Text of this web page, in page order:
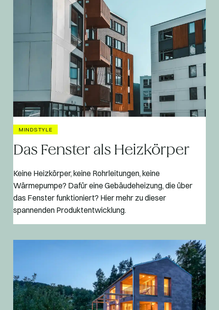
MINDSTYLE
Das Fenster als Heizkörper
Keine Heizkörper, keine Rohrleitungen, keine
Wärmepumpe? Dafür eine Gebäudeheizung, die über
das Fenster funktioniert? Hier mehr zu dieser
spannenden Produktentwicklung.